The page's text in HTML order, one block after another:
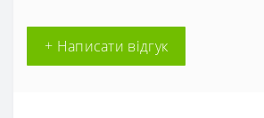
+ Написати відгук